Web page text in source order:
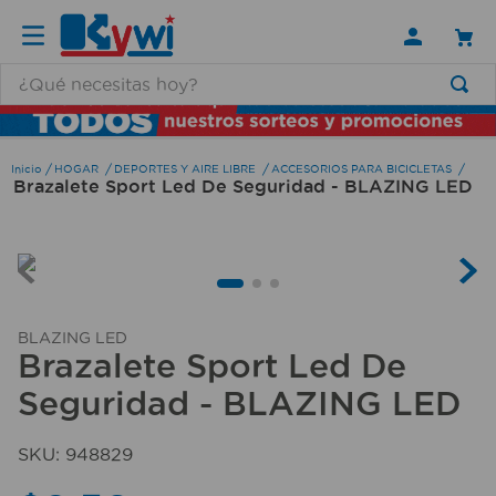
HOGAR DEPORTES Y AIRE LIBRE ACCESORIOS PARA BICICLETAS
Brazalete Sport Led De Seguridad - BLAZING LED
BLAZING LED
Brazalete Sport Led De
Seguridad - BLAZING LED
SKU: 948829
TÉRMINOS MÁS BUSCADOS
1 .
lamparas
4.
6.
organizador
7.
cerradura